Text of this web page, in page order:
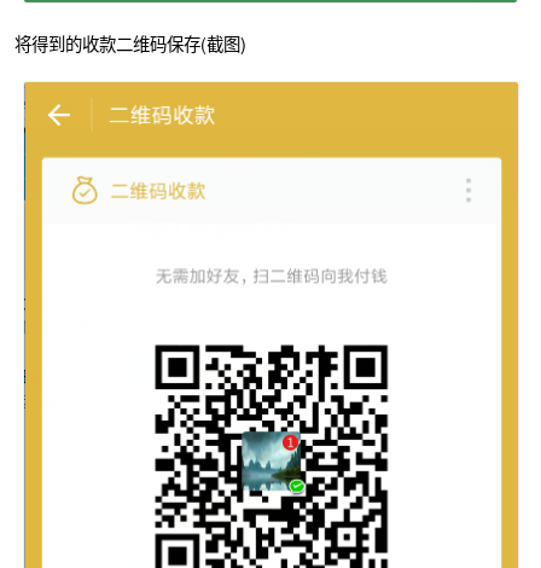
将得到的收款二维码保存(截图)